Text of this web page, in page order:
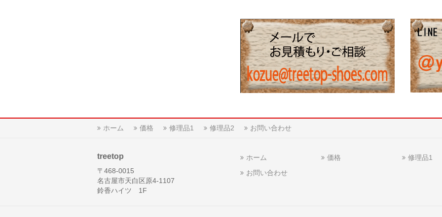
ホーム 価格 修理品1 修理品2 お問い合わせ
treetop
〒468-0015
名古屋市天白区原4-1107
鈴香ハイツ 1F
ホーム 価格
修理品1
お問い合わせ